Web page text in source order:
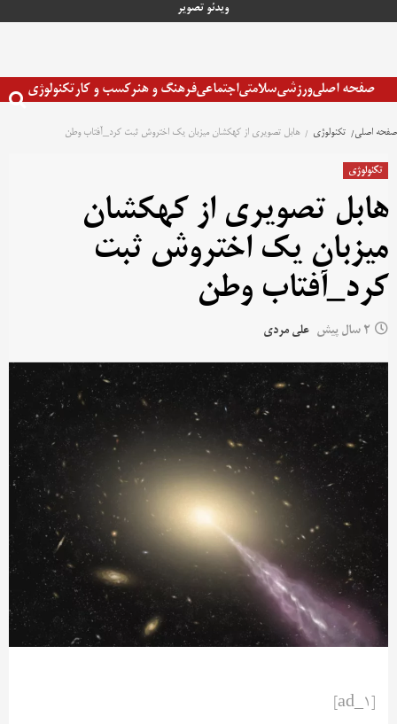
ویدئو تصویر
صفحه اصلیورزشیسلامتیاجتماعیفرهنگ و هنرکسب و کارتکنولوژی
صفحه اصلی تکنولوژی هابل تصویری از کهکشان میزبان یک اختروش ثبت کرد_آفتاب وطن
تکنولوژی
هابل تصویری از کهکشان
میزبان یک اختروش ثبت
کرد_آفتاب وطن
2 سال پیش علی مردی